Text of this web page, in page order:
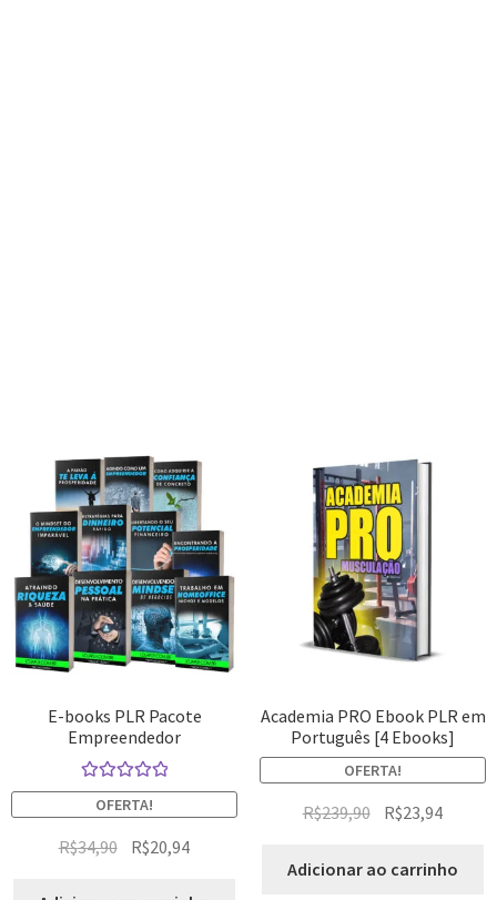
E-books PLR Pacote
Empreendedor
Avaliação
5.00de 5
OFERTA!
R$34,90 R$20,94
Academia PRO Ebook PLR em
Português [4 Ebooks]
OFERTA!
R$239,90 R$23,94
Adicionar ao carrinho